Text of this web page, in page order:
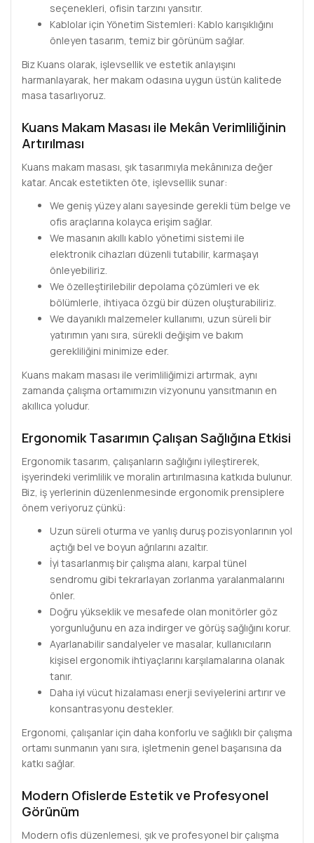
seçenekleri, ofisin tarzını yansıtır.
Kablolar için Yönetim Sistemleri: Kablo karışıklığını
önleyen tasarım, temiz bir görünüm sağlar.
Biz Kuans olarak, işlevsellik ve estetik anlayışını
harmanlayarak, her makam odasına uygun üstün kalitede
masa tasarlıyoruz.
Kuans Makam Masası ile Mekân Verimliliğinin
Artırılması
Kuans makam masası, şık tasarımıyla mekânınıza değer
katar. Ancak estetikten öte, işlevsellik sunar:
We geniş yüzey alanı sayesinde gerekli tüm belge ve
ofis araçlarına kolayca erişim sağlar.
We masanın akıllı kablo yönetimi sistemi ile
elektronik cihazları düzenli tutabilir, karmaşayı
önleyebiliriz.
We özelleştirilebilir depolama çözümleri ve ek
bölümlerle, ihtiyaca özgü bir düzen oluşturabiliriz.
We dayanıklı malzemeler kullanımı, uzun süreli bir
yatırımın yanı sıra, sürekli değişim ve bakım
gerekliliğini minimize eder.
Kuans makam masası ile verimliliğimizi artırmak, aynı
zamanda çalışma ortamımızın vizyonunu yansıtmanın en
akıllıca yoludur.
Ergonomik Tasarımın Çalışan Sağlığına Etkisi
Ergonomik tasarım, çalışanların sağlığını iyileştirerek,
işyerindeki verimlilik ve moralin artırılmasına katkıda bulunur.
Biz, iş yerlerinin düzenlenmesinde ergonomik prensiplere
önem veriyoruz çünkü:
Uzun süreli oturma ve yanlış duruş pozisyonlarının yol
açtığı bel ve boyun ağrılarını azaltır.
İyi tasarlanmış bir çalışma alanı, karpal tünel
sendromu gibi tekrarlayan zorlanma yaralanmalarını
önler.
Doğru yükseklik ve mesafede olan monitörler göz
yorgunluğunu en aza indirger ve görüş sağlığını korur.
Ayarlanabilir sandalyeler ve masalar, kullanıcıların
kişisel ergonomik ihtiyaçlarını karşılamalarına olanak
tanır.
Daha iyi vücut hizalaması enerji seviyelerini artırır ve
konsantrasyonu destekler.
Ergonomi, çalışanlar için daha konforlu ve sağlıklı bir çalışma
ortamı sunmanın yanı sıra, işletmenin genel başarısına da
katkı sağlar.
Modern Ofislerde Estetik ve Profesyonel
Görünüm
Modern ofis düzenlemesi, şık ve profesyonel bir çalışma